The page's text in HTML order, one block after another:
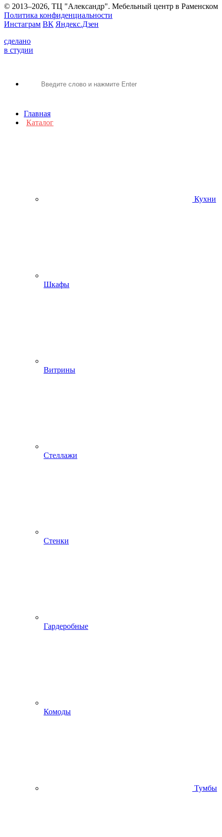
© 2013–2026, ТЦ "Александр". Мебельный центр в Раменском
Политика конфиденциальности
Инстаграм ВК Яндекс.Дзен
сделано
в студии
Главная
Каталог
Кухни
Шкафы
Витрины
Стеллажи
Стенки
Гардеробные
Комоды
Тумбы